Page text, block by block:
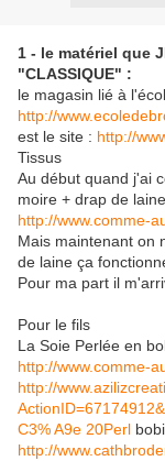
1 - le matériel que
"CLASSIQUE" :
le magasin lié à
http://
est le site : http://
Tissus
Au début quand j'ai
moire + drap de laine
http://www.comme-
Mais maintenant on
de laine ça
Pour ma part il
Pour le fils
La Soie Perlée en
http://www.comme-
http://
C3% A9e 20Perl
http://